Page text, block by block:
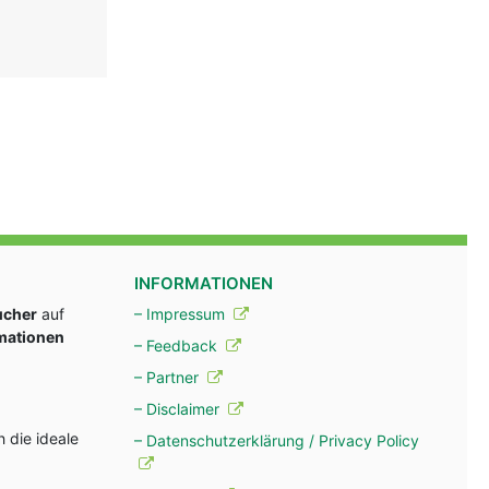
auf
die ideale
INFORMATIONEN
– Impressum
– Feedback
– Partner
– Disclaimer
– Datenschutzerklärung / Privacy Policy